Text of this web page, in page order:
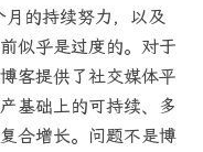
的持续努力，以及
似乎是过度的。对于
客提供了社交媒体平
基础上的可持续、多
合增长。问题不是博